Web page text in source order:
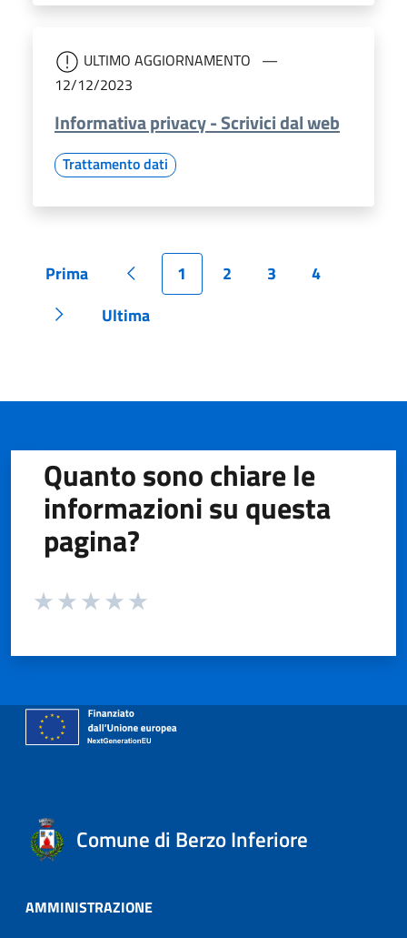
ULTIMO AGGIORNAMENTO
12/12/2023
Informativa privacy - Scrivici dal web
Trattamento dati
Pagina
Prima Pagina precedente
Pagina
1 Pagina
2 Pagina
3 Pagina
4
Pagina successiva
Pagina
Ultima
Quanto sono chiare le
informazioni su questa
pagina?
Valuta da 1 a 5 stelle la pagina
Comune di Berzo Inferiore
AMMINISTRAZIONE